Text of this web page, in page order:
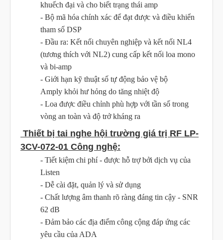
khuếch đại và cho biết trạng thái amp
- Bộ mã hóa chính xác để đạt được và điều khiển
tham số DSP
- Đầu ra: Kết nối chuyên nghiệp và kết nối NL4
(tương thích với NL2) cung cấp kết nối loa mono
và bi-amp
- Giới hạn kỹ thuật số tự động bảo vệ bộ
Amply khỏi hư hỏng do tăng nhiệt độ
- Loa được điều chỉnh phù hợp với tần số trong
vòng an toàn và độ trở kháng ra
Thiết bị tai nghe hội trường giá trị RF LP-
3CV-072-01 Công nghệ:
- Tiết kiệm chi phí - được hỗ trợ bởi dịch vụ của
Listen
- Dễ cài đặt, quản lý và sử dụng
- Chất lượng âm thanh rõ ràng đáng tin cậy - SNR
62 dB
- Đảm bảo các địa điểm công cộng đáp ứng các
yêu cầu của ADA